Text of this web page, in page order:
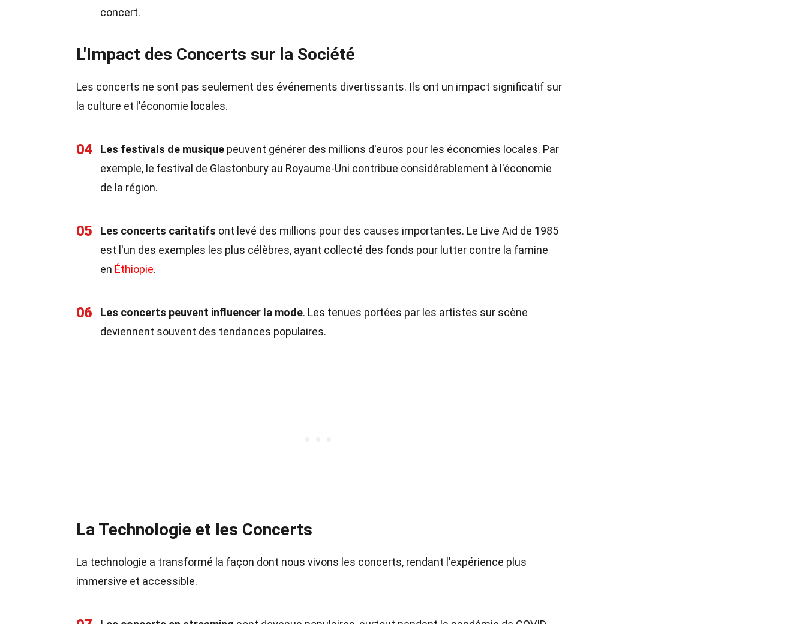
concert.
L'Impact des Concerts sur la Société
Les concerts ne sont pas seulement des événements divertissants. Ils ont un impact significatif sur
la culture et l'économie locales.
04 Les festivals de musique peuvent générer des millions d'euros pour les économies locales. Par
exemple, le festival de Glastonbury au Royaume-Uni contribue considérablement à l'économie
de la région.
05 Les concerts caritatifs ont levé des millions pour des causes importantes. Le Live Aid de 1985
est l'un des exemples les plus célèbres, ayant collecté des fonds pour lutter contre la famine
en Éthiopie.
06 Les concerts peuvent influencer la mode. Les tenues portées par les artistes sur scène
deviennent souvent des tendances populaires.
La Technologie et les Concerts
La technologie a transformé la façon dont nous vivons les concerts, rendant l'expérience plus
immersive et accessible.